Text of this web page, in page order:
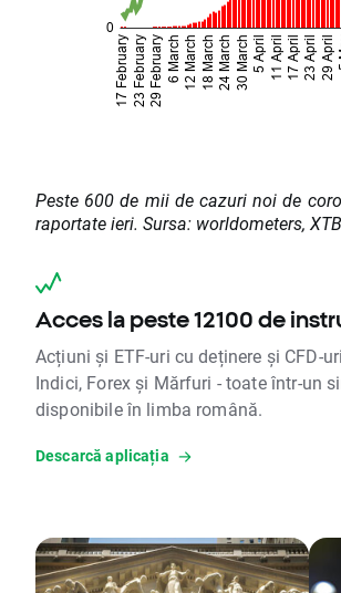
Peste 600 de mii de cazuri noi de
raportate ieri. Sursa: worldometers, XTB
Acces la peste 12100 de
Acțiuni și ETF-uri cu deținere și CFD-
Indici, Forex și Mărfuri - toate într-un
disponibile în limba română.
Descarcă aplicația